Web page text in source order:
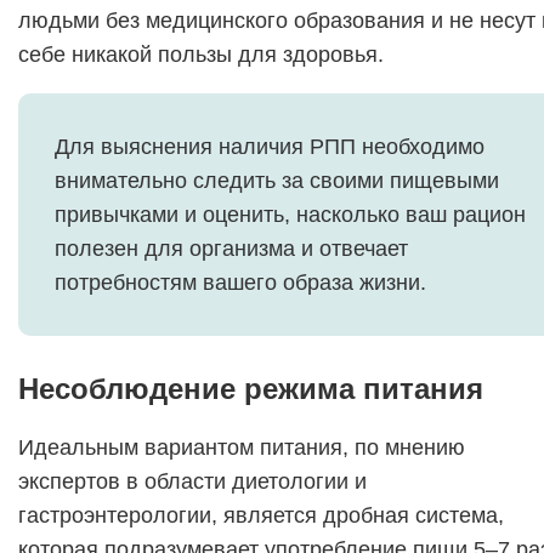
людьми без медицинского образования и не несут
себе никакой пользы для здоровья.
Для выяснения наличия РПП необходимо
внимательно следить за своими пищевыми
привычками и оценить, насколько ваш рацион
полезен для организма и отвечает
потребностям вашего образа жизни.
Несоблюдение режима питания
Идеальным вариантом питания, по мнению
экспертов в области диетологии и
гастроэнтерологии, является дробная система,